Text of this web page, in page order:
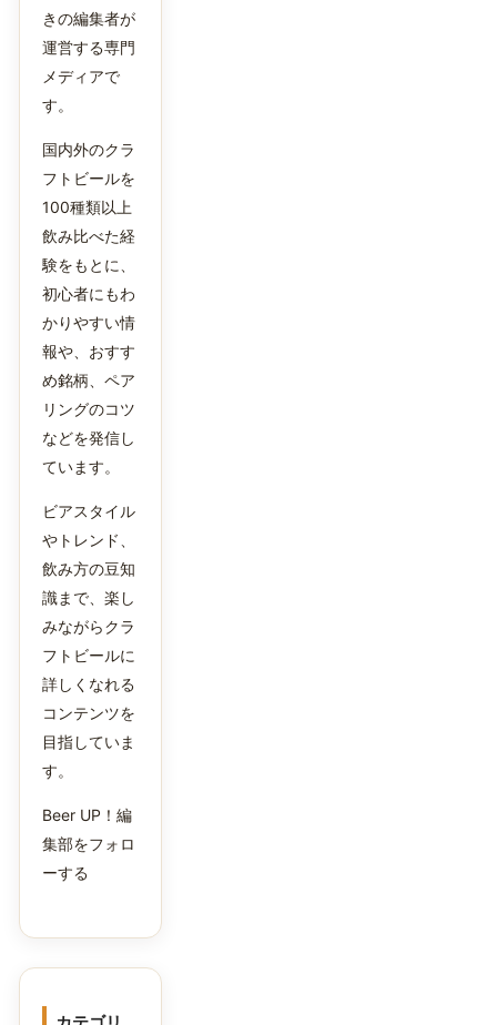
きの編集者が
運営する専門
メディアで
す。
国内外のクラ
フトビールを
100種類以上
飲み比べた経
験をもとに、
初心者にもわ
かりやすい情
報や、おすす
め銘柄、ペア
リングのコツ
などを発信し
ています。
ビアスタイル
やトレンド、
飲み方の豆知
識まで、楽し
みながらクラ
フトビールに
詳しくなれる
コンテンツを
目指していま
す。
Beer UP！編
集部をフォロ
ーする